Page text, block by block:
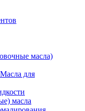
масла)
Масла для
масла